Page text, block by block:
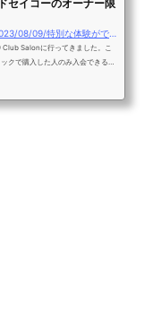
セイコーのオーナー限
Salonに行ってきました。こ
クで購入した人のみ入会できる